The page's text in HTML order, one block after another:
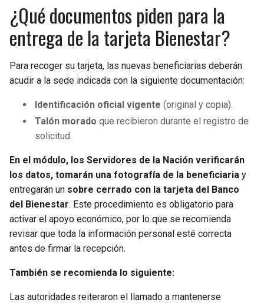
¿Qué documentos piden para la
entrega de la tarjeta Bienestar?
Para recoger su tarjeta, las nuevas beneficiarias deberán
acudir a la sede indicada con la siguiente documentación:
Identificación oficial vigente (original y copia).
Talón morado que recibieron durante el registro de
solicitud.
En el módulo, los Servidores de la Nación verificarán
los datos, tomarán una fotografía de la beneficiaria y
entregarán un sobre cerrado con la tarjeta del Banco
del Bienestar. Este procedimiento es obligatorio para
activar el apoyo económico, por lo que se recomienda
revisar que toda la información personal esté correcta
antes de firmar la recepción.
También se recomienda lo siguiente:
Las autoridades reiteraron el llamado a mantenerse